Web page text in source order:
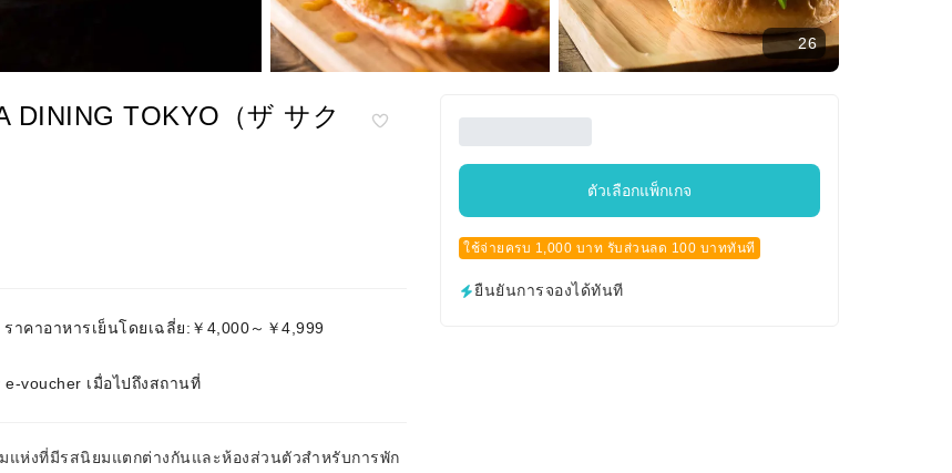
26
DINING TOKYO（ザ サク
ราคาอาหารเย็นโดยเฉลี่ย:￥4,000～￥4,999
voucher เมื่อไปถึงสถานที่
แห่งที่มีรสนิยมแตกต่างกันและห้องส่วนตัวสำหรับการพัก
ตัวเลือกแพ็กเกจ
ใช้จ่ายครบ 1,000 บาท รับส่วนลด 100 บาททันที
ยืนยันการจองได้ทันที